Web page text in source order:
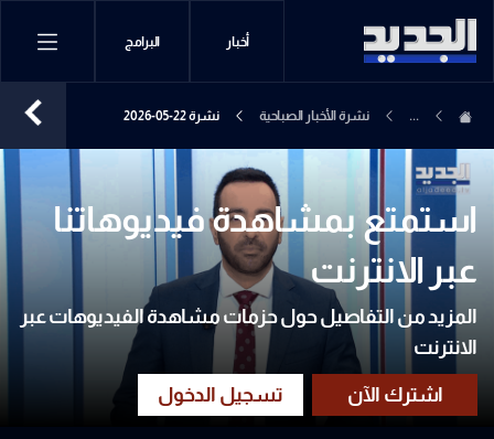
أخبار البرامج
... نشرة الأخبار الصباحية نشرة 22-05-2026
استمتع بمشاهدة فيديوهاتنا
عبر الانترنت
المزيد من التفاصيل حول حزمات مشاهدة الفيديوهات عبر
الانترنت